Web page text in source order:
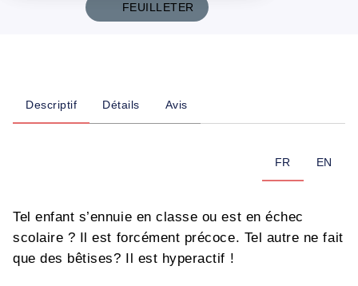
FEUILLETER
Descriptif Détails Avis
FR EN
Tel enfant s’ennuie en classe­ ou est en échec
scolaire ? Il est forcément précoce. Tel autre ne fait
que des bêtises­? Il est hyperactif !